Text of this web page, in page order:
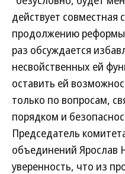
действует
продолжению реформы
раз обсуждается
несвойственных ей
оставить ей
только по вопросам,
порядком и
Председатель
объединений
уверенность, что из